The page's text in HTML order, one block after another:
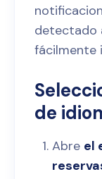
detectado
fácilmente
de
Abre el